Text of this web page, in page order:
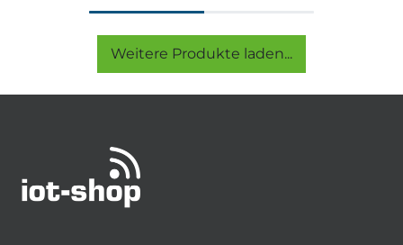
Weitere Produkte laden...